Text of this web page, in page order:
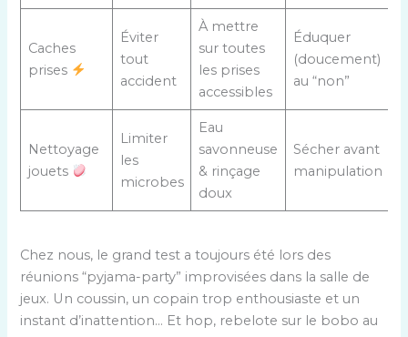
Caches
prises
Éviter
tout
accident
À mettre
sur toutes
les prises
accessibles
Éduquer
(doucement)
au “non”
Nettoyage
jouets
Limiter
les
microbes
Eau
savonneuse
& rinçage
doux
Sécher avant
manipulation
Chez nous, le grand test a toujours été lors des
réunions “pyjama-party” improvisées dans la salle de
jeux. Un coussin, un copain trop enthousiaste et un
instant d’inattention… Et hop, rebelote sur le bobo au